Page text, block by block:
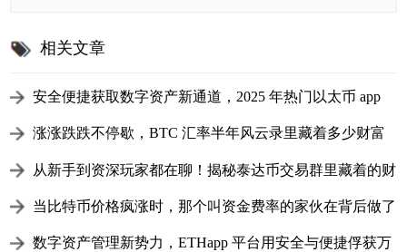
相关文章
安全便捷获取数字资产新通道，2025 年热门以太币 app
涨涨跌跌不停歇，BTC 汇率半年风云录里藏着多少财富
从新手到资深玩家都在聊！揭秘泰达币交易群里藏着的财
当比特币价格疯涨时，那个叫资金费率的家伙在背后做了
数字资产管理新势力，ETHapp 平台用安全与便捷俘获万